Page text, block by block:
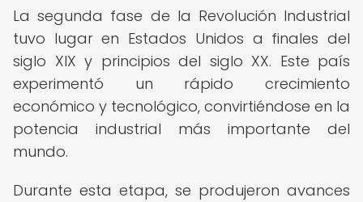
La segunda fase de la Revolución Industrial
tuvo lugar en Estados Unidos a finales del
siglo XIX y principios del siglo XX. Este país
experimentó un rápido crecimiento
económico y tecnológico, convirtiéndose en la
potencia industrial más importante del
mundo.
Durante esta etapa, se produjeron avances